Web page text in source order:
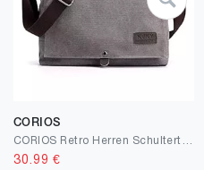
CORIOS
30.99 €